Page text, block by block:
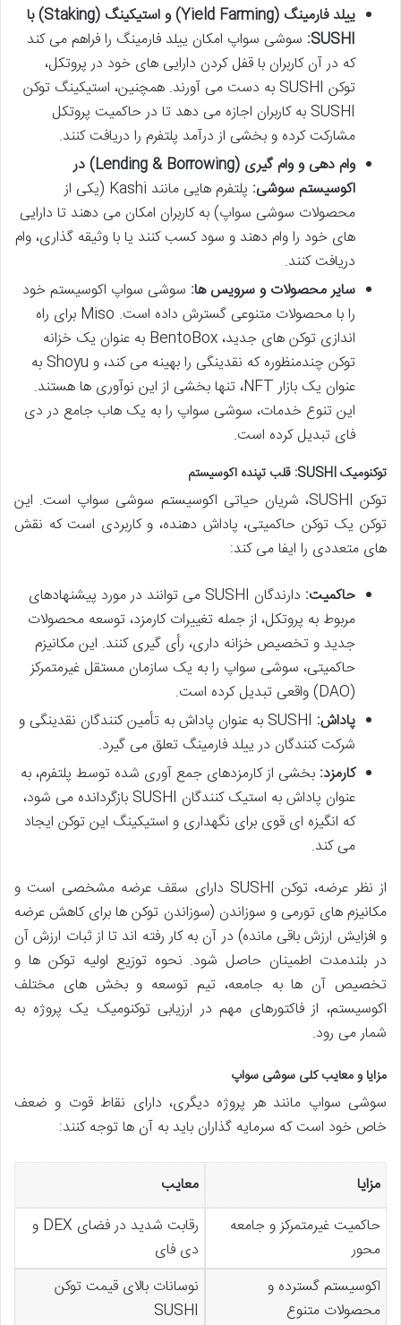
ییلد فارمینگ (Yield Farming) و استیکینگ (Staking) با
SUSHI: سوشی سواپ امکان ییلد فارمینگ را فراهم می کند
که در آن کاربران با قفل کردن دارایی های خود در پروتکل،
توکن SUSHI به دست می آورند. همچنین، استیکینگ توکن
SUSHI به کاربران اجازه می دهد تا در حاکمیت پروتکل
مشارکت کرده و بخشی از درآمد پلتفرم را دریافت کنند.
وام دهی و وام گیری (Lending & Borrowing) در
اکوسیستم سوشی:
پلتفرم هایی مانند Kashi (یکی از
محصولات سوشی سواپ) به کاربران امکان می دهند تا دارایی
های خود را وام دهند و سود کسب کنند یا با وثیقه گذاری، وام
دریافت کنند.
سایر محصولات و سرویس ها: سوشی سواپ اکوسیستم خود
را با محصولات متنوعی گسترش داده است. Miso برای راه
اندازی توکن های جدید، BentoBox به عنوان یک خزانه
توکن چندمنظوره که نقدینگی را بهینه می کند، و Shoyu به
عنوان یک بازار NFT، تنها بخشی از این نوآوری ها هستند.
این تنوع خدمات، سوشی سواپ را به یک هاب جامع در دی
فای تبدیل کرده است.
توکنومیک SUSHI: قلب تپنده اکوسیستم
توکن SUSHI، شریان حیاتی اکوسیستم سوشی سواپ است. این
توکن یک توکن حاکمیتی، پاداش دهنده، و کاربردی است که نقش
های متعددی را ایفا می کند:
حاکمیت:
دارندگان SUSHI می توانند در مورد پیشنهادهای
مربوط به پروتکل، از جمله تغییرات کارمزد، توسعه محصولات
جدید و تخصیص خزانه داری، رأی گیری کنند. این مکانیزم
حاکمیتی، سوشی سواپ را به یک سازمان مستقل غیرمتمرکز
(DAO) واقعی تبدیل کرده است.
پاداش:
SUSHI به عنوان پاداش به تأمین کنندگان نقدینگی و
شرکت کنندگان در ییلد فارمینگ تعلق می گیرد.
کارمزد: بخشی از کارمزدهای جمع آوری شده توسط پلتفرم، به
عنوان پاداش به استیک کنندگان SUSHI بازگردانده می شود،
که انگیزه ای قوی برای نگهداری و استیکینگ این توکن ایجاد
می کند.
از نظر عرضه، توکن SUSHI دارای سقف عرضه مشخصی است و
مکانیزم های تورمی و سوزاندن (سوزاندن توکن ها برای کاهش عرضه
و افزایش ارزش باقی مانده) در آن به کار رفته اند تا از ثبات ارزش آن
در بلندمدت اطمینان حاصل شود. نحوه توزیع اولیه توکن ها و
تخصیص آن ها به جامعه، تیم توسعه و بخش های مختلف
اکوسیستم، از فاکتورهای مهم در ارزیابی توکنومیک یک پروژه به
شمار می رود.
مزایا و معایب کلی سوشی سواپ
سوشی سواپ مانند هر پروژه دیگری، دارای نقاط قوت و ضعف
خاص خود است که سرمایه گذاران باید به آن ها توجه کنند:
مزایا
معایب
حاکمیت غیرمتمرکز و جامعه
محور
رقابت شدید در فضای DEX و
دی فای
اکوسیستم گسترده و
محصولات متنوع
نوسانات بالای قیمت توکن
SUSHI